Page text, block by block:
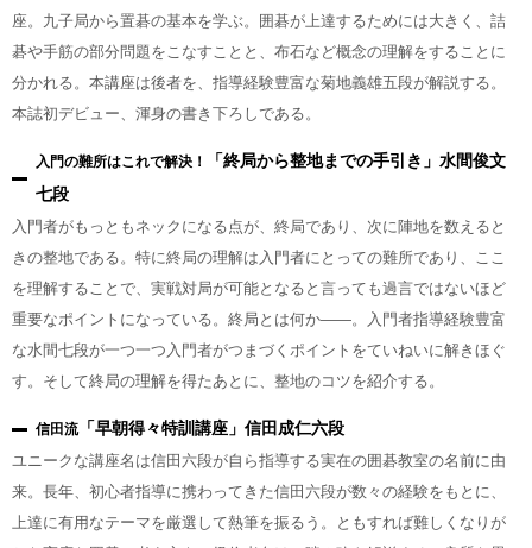
座。九子局から置碁の基本を学ぶ。囲碁が上達するためには大きく、詰
碁や手筋の部分問題をこなすことと、布石など概念の理解をすることに
分かれる。本講座は後者を、指導経験豊富な菊地義雄五段が解説する。
本誌初デビュー、渾身の書き下ろしである。
入門の難所はこれで解決！
「終局から整地までの手引き」水間俊文
七段
入門者がもっともネックになる点が、終局であり、次に陣地を数えると
きの整地である。特に終局の理解は入門者にとっての難所であり、ここ
を理解することで、実戦対局が可能となると言っても過言ではないほど
重要なポイントになっている。終局とは何か――。入門者指導経験豊富
な水間七段が一つ一つ入門者がつまづくポイントをていねいに解きほぐ
す。そして終局の理解を得たあとに、整地のコツを紹介する。
信田流「早朝得々特訓講座」信田成仁六段
ユニークな講座名は信田六段が自ら指導する実在の囲碁教室の名前に由
来。長年、初心者指導に携わってきた信田六段が数々の経験をもとに、
上達に有用なテーマを厳選して熱筆を振るう。ともすれば難しくなりが